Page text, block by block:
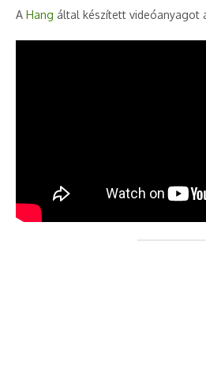
A Hang által készített videóanyagot